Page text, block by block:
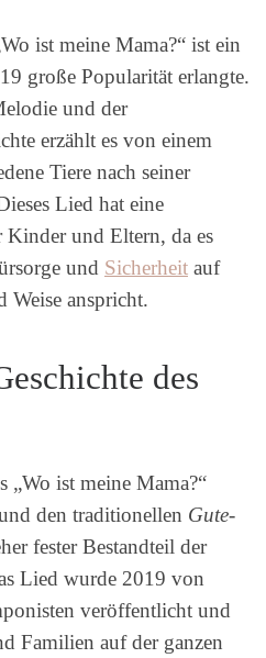
ist meine Mama?“ ist ein
große Popularität erlangte.
und der
erzählt es von einem
Tiere nach seiner
Lied hat eine
Kinder und Eltern, da es
und Sicherheit auf
Weise anspricht.
des
„Wo ist meine Mama?“
den traditionellen Gute-
fester Bestandteil der
Lied wurde 2019 von
veröffentlicht und
Familien auf der ganzen